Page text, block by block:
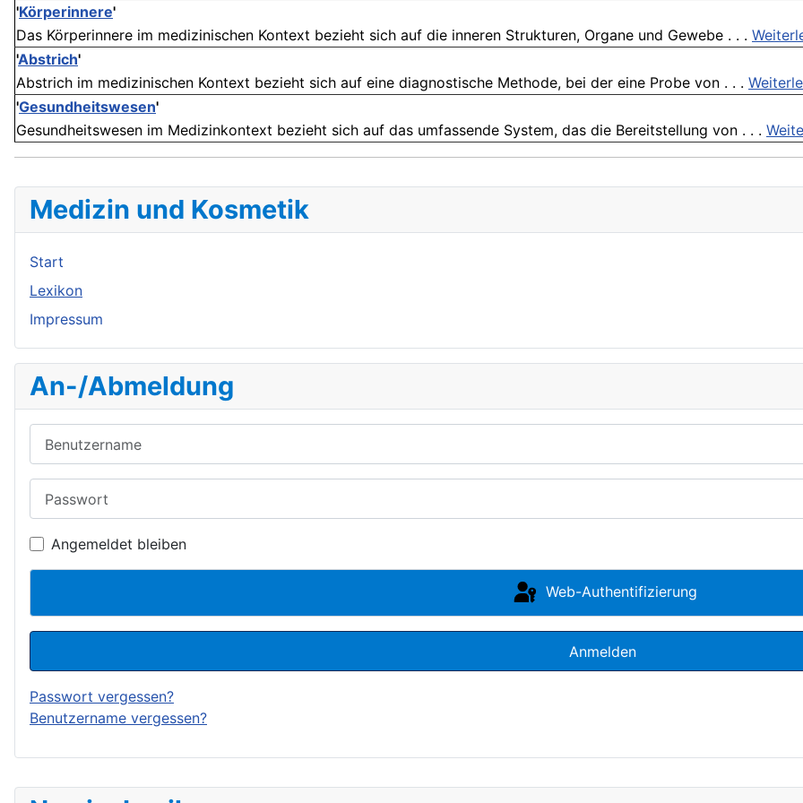
'Körperinnere'
Das Körperinnere im medizinischen Kontext bezieht sich auf die inneren Strukturen, Organe und Gewebe . . .
'Abstrich'
Abstrich im medizinischen Kontext bezieht sich auf eine diagnostische Methode, bei der eine Probe von . . .
'Gesundheitswesen'
Gesundheitswesen im Medizinkontext bezieht sich auf das umfassende System, das die Bereitstellung von . . .
Medizin und Kosmetik
Start
Lexikon
Impressum
An-/Abmeldung
Angemeldet bleiben
Web-Authentifizierung
Anmelden
Passwort vergessen?
Benutzername vergessen?